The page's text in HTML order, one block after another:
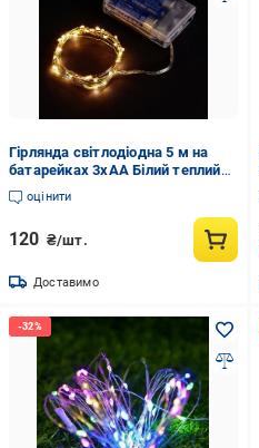
Гірлянда світлодіодна 5 м на
батарейках 3xAA Білий теплий
(WLS-H2188W5)
оцінити
120 ₴/шт.
Доставимо